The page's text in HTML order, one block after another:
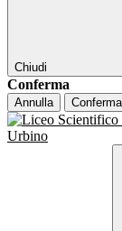
Chiudi
Conferma
Annulla Conferma